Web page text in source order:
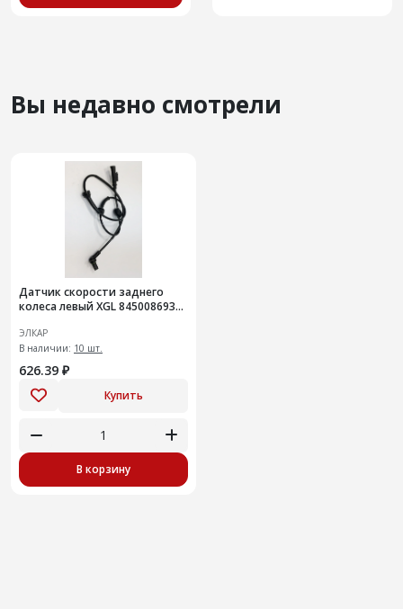
Вы недавно смотрели
Датчик скорости заднего
колеса левый XGL 8450086938
ЭЛКАР
В наличии: 10 шт.
626.39 ₽
Купить
В корзину